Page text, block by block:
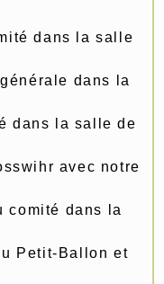
dans la salle
dans la
dans la salle de
avec notre
comité dans la
Petit-Ballon et